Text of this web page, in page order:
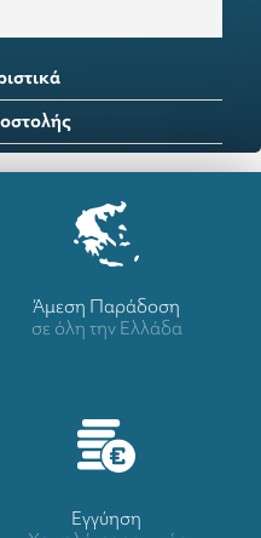
Άμεση Παράδοση
σε όλη την Ελλάδα
Eγγύηση